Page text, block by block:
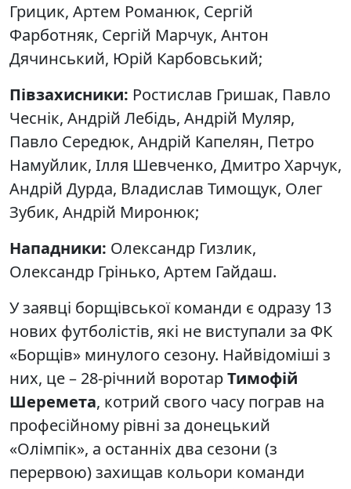
Грицик, Артем Романюк, Сергій
Фарботняк, Сергій Марчук, Антон
Дячинський, Юрій Карбовський;
Півзахисники: Ростислав Гришак, Павло
Чеснік, Андрій Лебідь, Андрій Муляр,
Павло Середюк, Андрій Капелян, Петро
Намуйлик, Ілля Шевченко, Дмитро Харчук,
Андрій Дурда, Владислав Тимощук, Олег
Зубик, Андрій Миронюк;
Нападники: Олександр Гизлик,
Олександр Грінько, Артем Гайдаш.
У заявці борщівської команди є одразу 13
нових футболістів, які не виступали за ФК
«Борщів» минулого сезону. Найвідоміші з
них, це – 28-річний воротарТимофій
Шеремета, котрий свого часу пограв на
професійному рівні за донецький
«Олімпік», а останніх два сезони (з
перервою) захищав кольори команди